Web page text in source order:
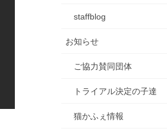
staffblog
お知らせ
ご協力賛同団体
トライアル決定の子達
猫かふぇ情報